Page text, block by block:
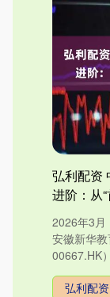
弘利配资
进阶：从
2026年3月
安徽新华
00667.HK
领域的焦....
弘利配资